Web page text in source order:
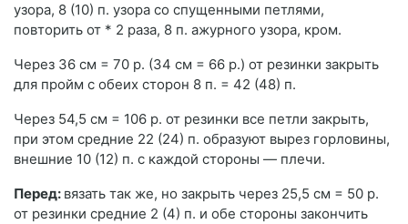
узора, 8 (10) п. узора со спущенными петлями,
повторить от * 2 раза, 8 п. ажурного узора, кром.
Через 36 см = 70 р. (34 см = 66 р.) от резинки закрыть
для пройм с обеих сторон 8 п. = 42 (48) п.
Через 54,5 см = 106 р. от резинки все петли закрыть,
при этом средние 22 (24) п. образуют вырез горловины,
внешние 10 (12) п. с каждой стороны — плечи.
Перед: вязать так же, но закрыть через 25,5 см = 50 р.
от резинки средние 2 (4) п. и обе стороны закончить